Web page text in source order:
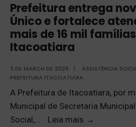
Prefeitura entrega
Único e fortalece
mais de 16 mil
Itacoatiara
3 DE MARCH DE 2026 | ASSISTÊNCIA
PREFEITURA ITACOATIARA
A Prefeitura de Itacoatiara, por
Municipal de Secretaria
Social,... Leia mais →